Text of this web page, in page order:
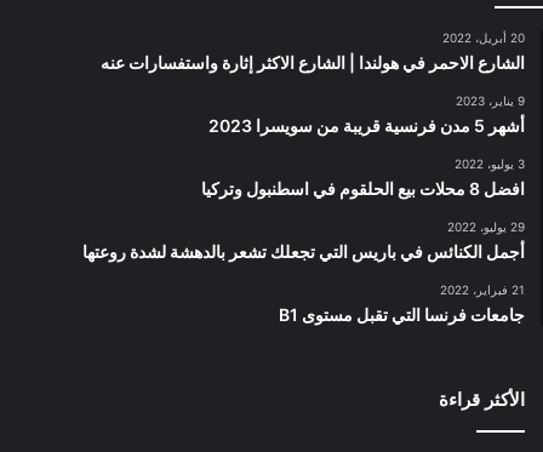
20 أبريل، 2022
الشارع الاحمر في هولندا | الشارع الاكثر إثارة واستفسارات عنه
9 يناير، 2023
أشهر 5 مدن فرنسية قريبة من سويسرا 2023
3 يوليو، 2022
افضل 8 محلات بيع الحلقوم في اسطنبول وتركيا
29 يوليو، 2022
أجمل الكنائس في باريس التي تجعلك تشعر بالدهشة لشدة روعتها
21 فبراير، 2022
جامعات فرنسا التي تقبل مستوى B1
الأكثر قراءة